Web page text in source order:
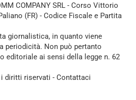
COMPANY SRL - Corso Vittorio
(FR) - Codice Fiscale e Partita
giornalistica, in quanto viene
periodicità. Non può pertanto
editoriale ai sensi della legge n. 62
diritti riservati - Contattaci